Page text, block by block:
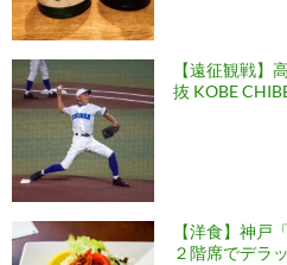
【遠征観戦】
抜 KOBE
【洋食】神戸
２階席でデラ